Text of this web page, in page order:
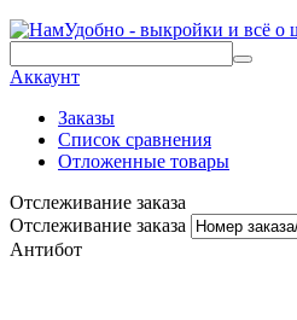
Аккаунт
Заказы
Список сравнения
Отложенные товары
Отслеживание заказа
Отслеживание заказа
Антибот